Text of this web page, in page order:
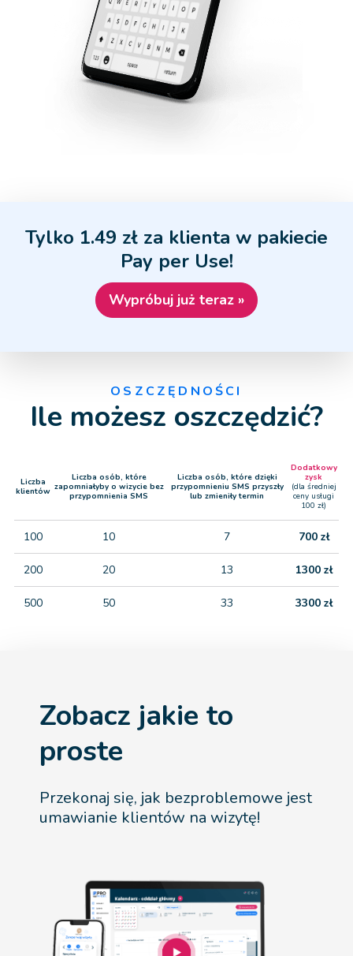
Tylko 1.49 zł za klienta w pakiecie
Pay per Use!
Wypróbuj już teraz »
OSZCZĘDNOŚCI
Ile możesz oszczędzić?
Liczba
klientów
Liczba osób, które
zapomniałyby o wizycie bez
przypomnienia SMS
Liczba osób, które dzięki
przypomnieniu SMS przyszły
lub zmieniły termin
Dodatkowy
zysk
(dla średniej
ceny usługi
100 zł)
100 10 7 700 zł
200 20 13 1300 zł
500 50 33 3300 zł
Zobacz jakie to
proste
Przekonaj się, jak bezproblemowe jest
umawianie klientów na wizytę!